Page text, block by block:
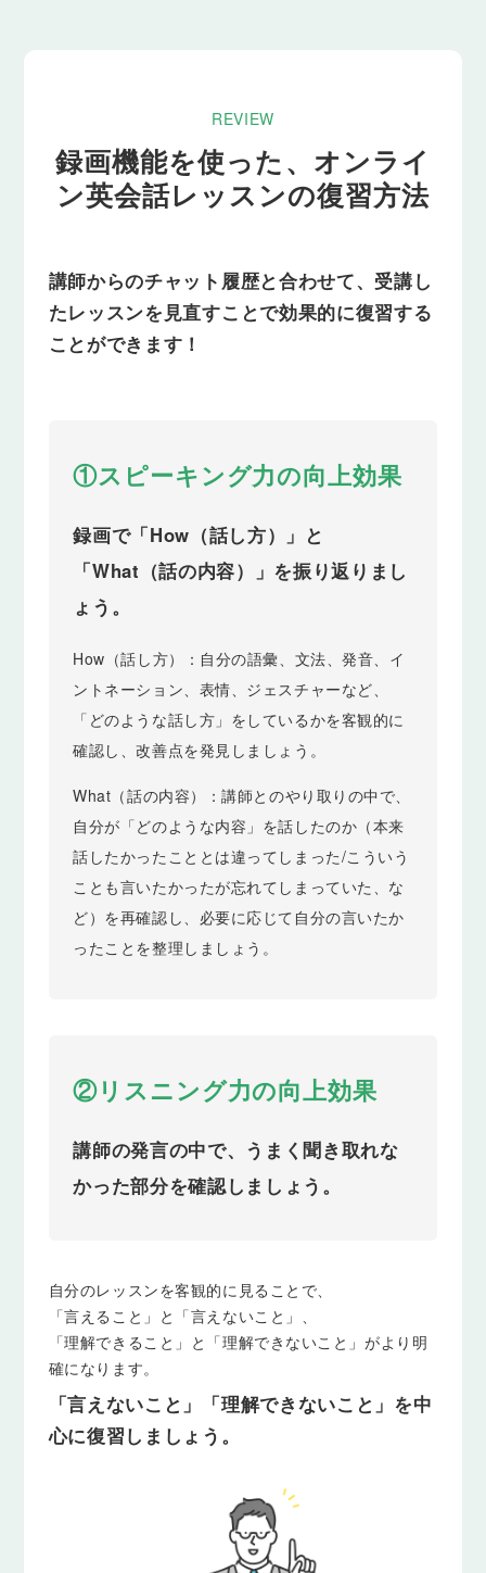
REVIEW
録画機能を使った、 オンライ
ン英会話レッスンの復習方法
講師からのチャット履歴と合わせて、 受講し
たレッスンを見直すことで効果的に復習する
ことができます！
①スピーキング力の向上効果
録画で「How（話し方）」と
「What（話の内容）」を振り返りまし
ょう。
How（話し方）：自分の語彙、文法、発音、イ
ントネーション、表情、ジェスチャーなど、
「どのような話し方」をしているかを客観的に
確認し、改善点を発見しましょう。
What（話の内容）：講師とのやり取りの中で、
自分が「どのような内容」を話したのか（本来
話したかったこととは違ってしまった/こういう
ことも言いたかったが忘れてしまっていた、な
ど）を再確認し、必要に応じて自分の言いたか
ったことを整理しましょう。
②リスニング力の向上効果
講師の発言の中で、うまく聞き取れな
かった部分を確認しましょう。
自分のレッスンを客観的に見ることで、
「言えること」と「言えないこと」、
「理解できること」と「理解できないこと」がより明
確になります。
「言えないこと」「理解できないこと」を中
心に復習しましょう。